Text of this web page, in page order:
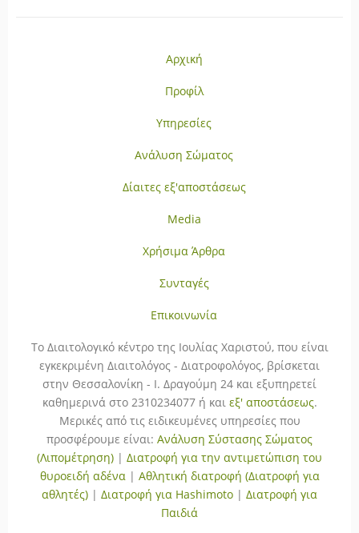
Αρχική
Προφίλ
Υπηρεσίες
Ανάλυση Σώματος
Δίαιτες εξ'αποστάσεως
Media
Χρήσιμα Άρθρα
Συνταγές
Επικοινωνία
To Διαιτολογικό κέντρο της Ιουλίας Χαριστού, που είναι
εγκεκριμένη Διαιτολόγος - Διατροφολόγος, βρίσκεται
στην Θεσσαλονίκη - Ι. Δραγούμη 24 και εξυπηρετεί
καθημερινά στο 2310234077 ή και εξ' αποστάσεως.
Μερικές από τις ειδικευμένες υπηρεσίες που
προσφέρουμε είναι: Ανάλυση Σύστασης Σώματος
(Λιπομέτρηση) | Διατροφή για την αντιμετώπιση του
θυροειδή αδένα| Αθλητική διατροφή (Διατροφή για
αθλητές) | Διατροφή για Hashimoto | Διατροφή για
Παιδιά